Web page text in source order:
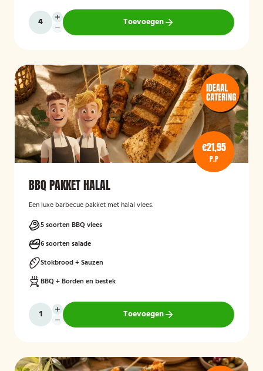
Toevoegen
€21,95
P.P
BBQ PAKKET HALAL
Een luxe barbecue pakket met halal vlees.
5 soorten BBQ vlees
6 soorten salade
Stokbrood + Sauzen
BBQ + Borden en bestek
Toevoegen